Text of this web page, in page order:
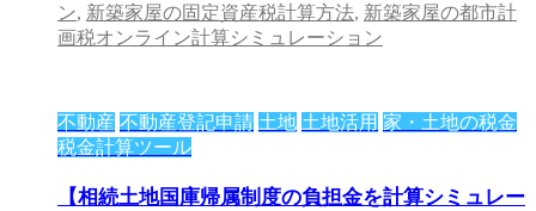
ン, 新築家屋の固定資産税計算方法, 新築家屋の都市計
画税オンライン計算シミュレーション
不動産 不動産登記申請 土地 土地活用 家・土地の税金
税金計算ツール
【相続土地国庫帰属制度の負担金を計算シミュレー